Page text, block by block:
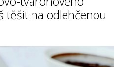
těšit na odlehčenou